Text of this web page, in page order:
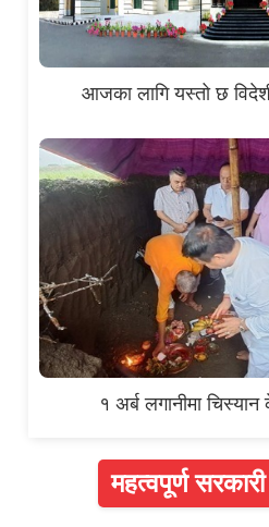
आजका लागि यस्तो छ
१ अर्ब लगानीमा चिस्यान
महत्वपूर्ण